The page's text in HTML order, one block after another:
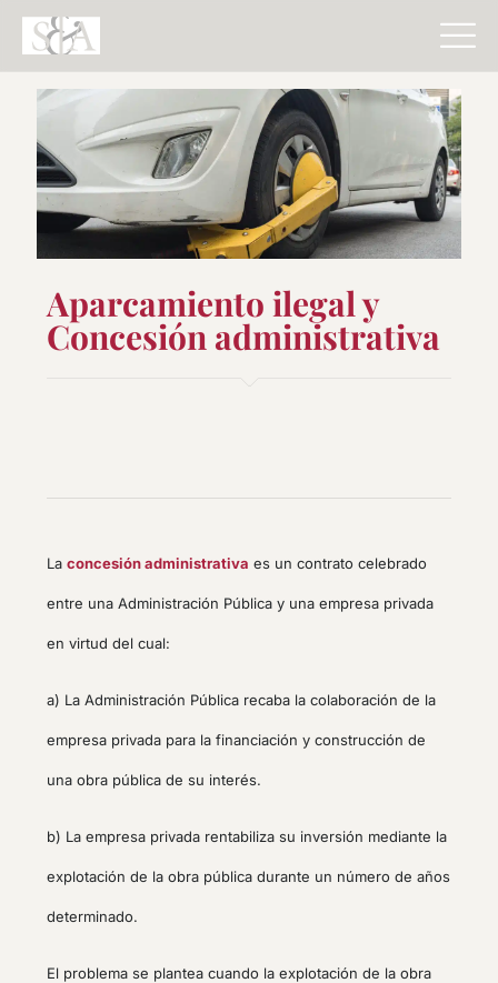
Aparcamiento ilegal y
Concesión administrativa
La concesión administrativa es un contrato celebrado
entre una Administración Pública y una empresa privada
en virtud del cual:
a) La Administración Pública recaba la colaboración de la
empresa privada para la financiación y construcción de
una obra pública de su interés.
b) La empresa privada rentabiliza su inversión mediante la
explotación de la obra pública durante un número de años
determinado.
El problema se plantea cuando la explotación de la obra